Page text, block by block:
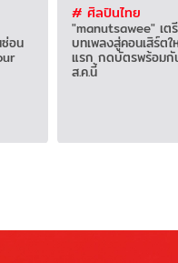
อน
# ศิลปินไทย
"manutsawee" เต
บทเพลงสู่คอนเสิร์ต
แรก กดบัตรพร้อม
ส.ค.นี้